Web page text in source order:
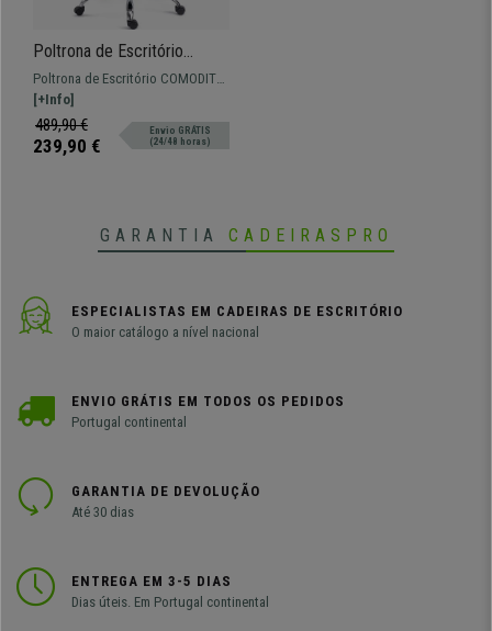
Poltrona de Escritório
COMODITY PANO,
Acolchoado de Alta
Densidade, Apoia Pés
Extensível, Creme
Poltrona de Escritório COMODITY.
Reclinável e com apoia pés
extensível, é a poltrona ideal para
quem busca qualidade e máximo
conforto
[+Info]
489,90 €
239,90 €
Envio GRÁTIS
(24/48 horas)
GARANTIA CADEIRASPRO
ESPECIALISTAS EM CADEIRAS DE ESCRITÓRIO
O maior catálogo a nível nacional
ENVIO GRÁTIS EM TODOS OS PEDIDOS
Portugal continental
GARANTIA DE DEVOLUÇÃO
Até 30 dias
ENTREGA EM 3-5 DIAS
Dias úteis. Em Portugal continental